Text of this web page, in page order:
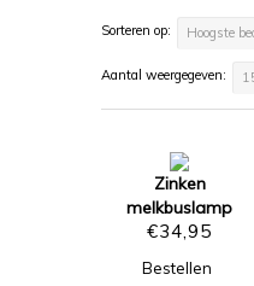
Sorteren op:
Aantal weergegeven:
Zinken
melkbuslamp
€34,95
Bestellen